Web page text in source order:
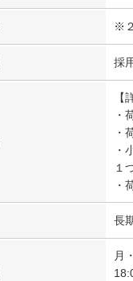
※
採
【
・
・
・
１
・
長
月